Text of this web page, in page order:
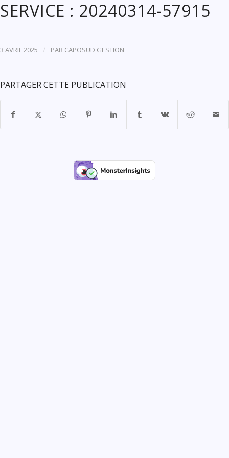
SERVICE : 20240314-57915
3 AVRIL 2025 / PAR CAPOSUD GESTION
PARTAGER CETTE PUBLICATION